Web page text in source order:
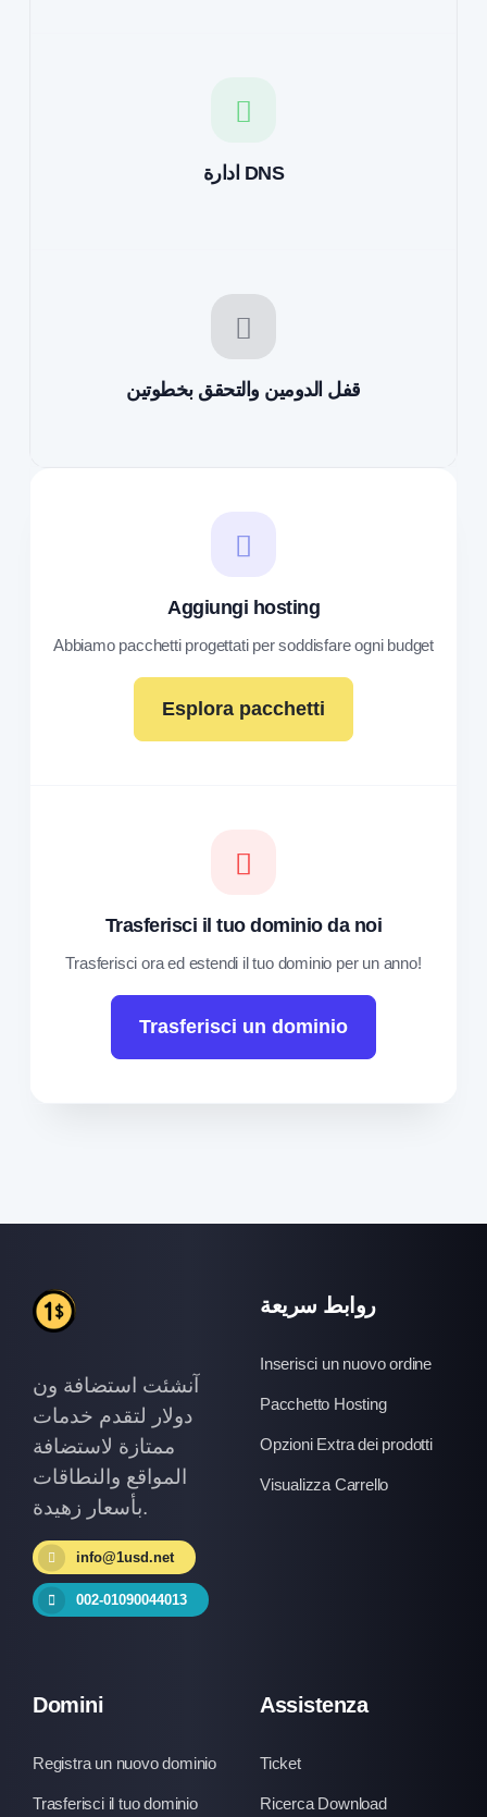
ادارة DNS
قفل الدومين والتحقق بخطوتين
Aggiungi hosting
Abbiamo pacchetti progettati per soddisfare ogni budget
Esplora pacchetti
Trasferisci il tuo dominio da noi
Trasferisci ora ed estendi il tuo dominio per un anno!
Trasferisci un dominio
آنشئت استضافة ون
دولار لتقدم خدمات
ممتازة لاستضافة
المواقع والنطاقات
بأسعار زهيدة.
info@1usd.net
002-01090044013
روابط سريعة
Inserisci un nuovo ordine
Pacchetto Hosting
Opzioni Extra dei prodotti
Visualizza Carrello
Domini
Registra un nuovo dominio
Trasferisci il tuo dominio
Assistenza
Ticket
Ricerca Download